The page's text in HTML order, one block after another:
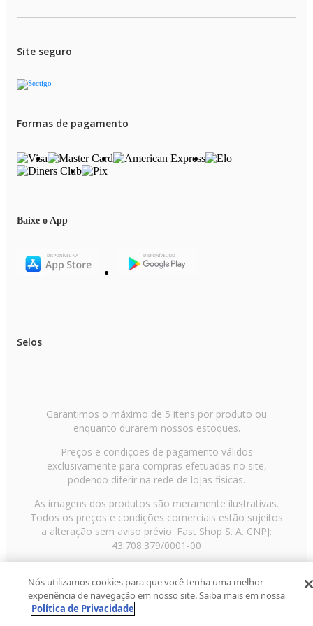
Site seguro
Formas de pagamento
Baixe o App
Selos
Garantimos o máximo de 5 itens por produto ou
enquanto durarem nossos estoques.
Preços e condições de pagamento válidos
exclusivamente para compras efetuadas no site,
podendo diferir na rede de lojas físicas.
As imagens dos produtos são meramente ilustrativas.
Todos os preços e condições comerciais estão sujeitos
a alteração sem aviso prévio. Fast Shop S. A. CNPJ:
43.708.379/0001-00
Paulo/SP, CEP 02029-001, Telefone: 11 3003-3728 ©
2013 Fast Shop - Todos os direitos reservadosRF
Nós utilizamos cookies para que você tenha uma melhor
experiência de navegação em nosso site. Saiba mais em nossa
Política de Privacidade